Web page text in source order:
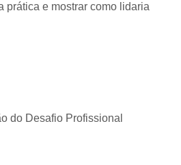
prática e mostrar como lidaria
do Desafio Profissional